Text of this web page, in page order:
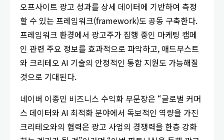
오프사이트 광고 성과를 상세 데이터에 기반하여 측정
할 수 있는 프레임워크(framework)도 공동 구축한다.
프레임워크 환경에서 광고주가 집행 중인 마케팅 캠페
인 관련 주요 정보를 효과적으로 파악하고, 애드부스트
와 크리테오 AI 기술의 안정적인 통합 지원도 가능해질
것으로 기대된다.
네이버 이종민 비즈니스 수익화 부문장은 “글로벌 커머
스 데이터와 AI 최적화 분야에서 독보적인 역량을 가진
크리테오와의 협력은 광고 사업의 경쟁력을 한층 강화